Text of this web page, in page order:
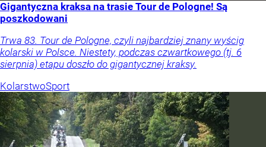
Gigantyczna kraksa na trasie Tour de Pologne! Są
poszkodowani
Trwa 83. Tour de Pologne, czyli najbardziej znany wyścig
kolarski w Polsce. Niestety, podczas czwartkowego (tj. 6
sierpnia) etapu doszło do gigantycznej kraksy.
KolarstwoSport